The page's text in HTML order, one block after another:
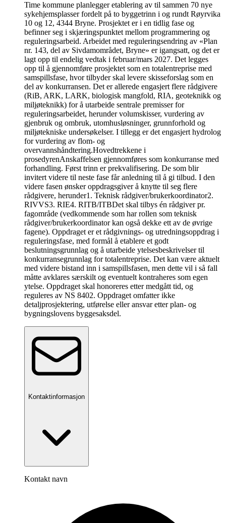
Time kommune planlegger etablering av til sammen 70 nye
sykehjemsplasser fordelt på to byggetrinn i og rundt Røyrvika
10 og 12, 4344 Bryne. Prosjektet er i en tidlig fase og
befinner seg i skjæringspunktet mellom programmering og
reguleringsarbeid. Arbeidet med reguleringsendring av «Plan
nr. 143, del av Sivdamområdet, Bryne» er igangsatt, og det er
lagt opp til endelig vedtak i februar/mars 2027. Det legges
opp til å gjennomføre prosjektet som en totalentreprise med
samspillsfase, hvor tilbyder skal levere skisseforslag som en
del av konkurransen. Det er allerede engasjert flere rådgivere
(RiB, ARK, LARK, biologisk mangfold, RIA, geoteknikk og
miljøteknikk) for å utarbeide sentrale premisser for
reguleringsarbeidet, herunder volumskisser, vurdering av
gjenbruk og ombruk, utomhusløsninger, grunnforhold og
miljøtekniske undersøkelser. I tillegg er det engasjert hydrolog
for vurdering av flom- og
overvannshåndtering.Hovedtrekkene i
prosedyrenAnskaffelsen gjennomføres som konkurranse med
forhandling. Først trinn er prekvalifisering. De som blir
invitert videre til neste fase får anledning til å gi tilbud. I den
videre fasen ønsker oppdragsgiver å knytte til seg flere
rådgivere, herunder1. Teknisk rådgiver/brukerkoordinator2.
RIVVS3. RIE4. RITB/ITBDet skal tilbys én rådgiver pr.
fagområde (vedkommende som har rollen som teknisk
rådgiver/brukerkoordinator kan også dekke ett av de øvrige
fagene). Oppdraget er et rådgivnings- og utredningsoppdrag i
reguleringsfase, med formål å etablere et godt
beslutningsgrunnlag og å utarbeide ytelsesbeskrivelser til
konkurransegrunnlag for totalentreprise. Det kan være aktuelt
med videre bistand inn i samspillsfasen, men dette vil i så fall
måtte avklares særskilt og eventuelt kontraheres som egen
ytelse. Oppdraget skal honoreres etter medgått tid, og
reguleres av NS 8402. Oppdraget omfatter ikke
detaljprosjektering, utførelse eller ansvar etter plan- og
bygningslovens byggesaksdel.
Kontaktinformasjon
Kontakt navn